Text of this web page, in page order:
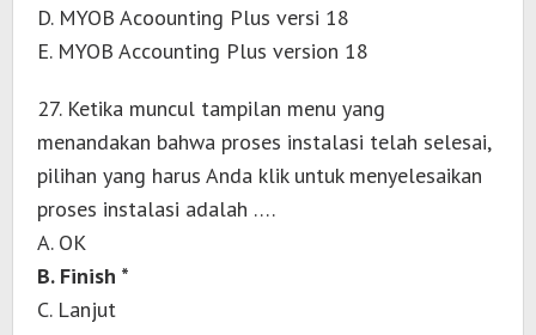
D. MYOB Acoounting Plus versi 18
E. MYOB Accounting Plus version 18
27. Ketika muncul tampilan menu yang
menandakan bahwa proses instalasi telah selesai,
pilihan yang harus Anda klik untuk menyelesaikan
proses instalasi adalah ….
A. OK
B. Finish *
C. Lanjut